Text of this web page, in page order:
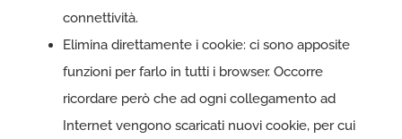
connettività.
Elimina direttamente i cookie: ci sono apposite
funzioni per farlo in tutti i browser. Occorre
ricordare però che ad ogni collegamento ad
Internet vengono scaricati nuovi cookie, per cui